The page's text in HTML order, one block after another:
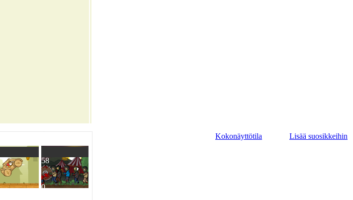
Kokonäyttötila
Lisää suosikkeihin
58
0